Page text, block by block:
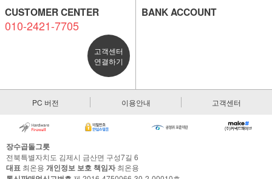
CUSTOMER CENTER
010-2421-7705
고객센터
연결하기
BANK ACCOUNT
PC 버전 이용안내 고객센터
장수곱돌그릇
전북특별자치도 김제시 금산면 구성7길 6
대표 최온용 개인정보 보호 책임자최온용